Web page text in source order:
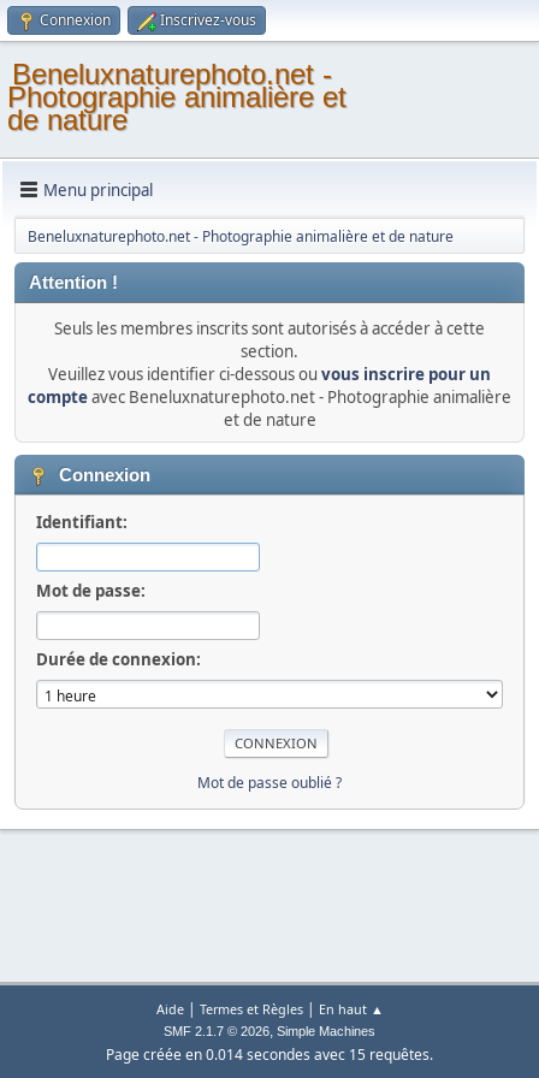
Connexion Inscrivez-vous
Beneluxnaturephoto.net -
Photographie animalière et
de nature
Menu principal
Beneluxnaturephoto.net - Photographie animalière et de nature
Attention !
Seuls les membres inscrits sont autorisés à accéder à cette
section.
Veuillez vous identifier ci-dessous ou vous inscrire pour un
compteavec Beneluxnaturephoto.net - Photographie animalière
et de nature
Connexion
Identifiant:
Mot de passe:
Durée de connexion:
Mot de passe oublié ?
Aide| Termes et Règles| En haut ▲
SMF 2.1.7 © 2026, Simple Machines
Page créée en 0.014 secondes avec 15 requêtes.